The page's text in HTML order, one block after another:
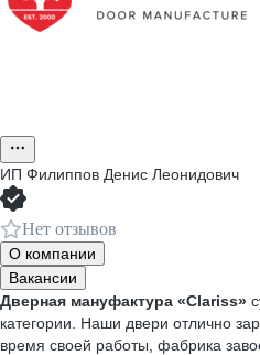
ИП Филиппов Денис Леонидович
Нет отзывов
О компании
Вакансии
Дверная мануфактура «Clariss»
категории. Наши двери отлично
время своей работы, фабрика